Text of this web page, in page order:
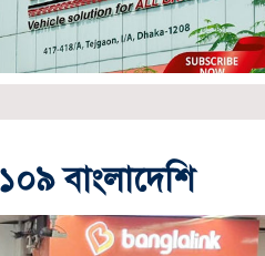
বাংলাদেশি